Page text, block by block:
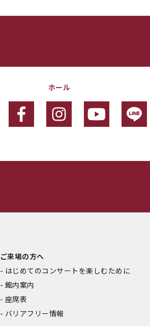
ホール
ご来場の方へ
はじめてのコンサートを楽しむために
館内案内
座席表
バリアフリー情報